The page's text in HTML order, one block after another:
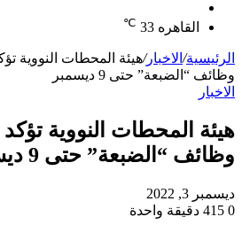
عشوائي
القاهره 33
℃
الرئيسية/ الاخبار/هيئة المحطات النووية
وظائف “الضبعة” حتى 9 ديسمبر
الاخبار
هيئة المحطات النووية
وظائف “الضبعة” حتى 9 ديسمبر
ديسمبر 3, 2022
0
دقيقة واحدة